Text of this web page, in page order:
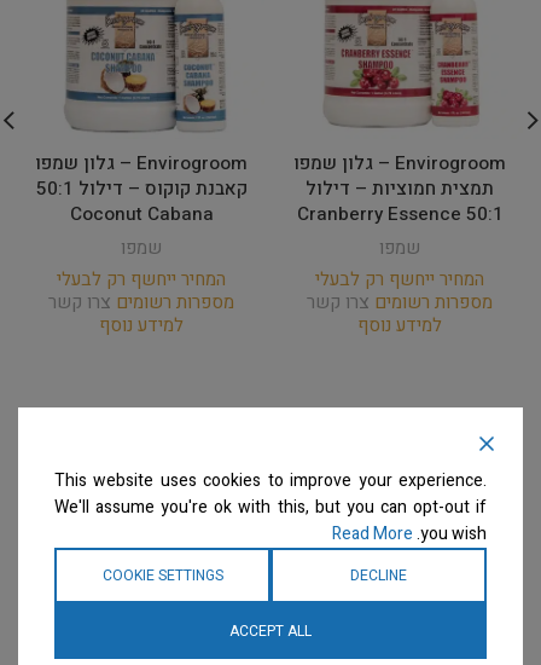
Envirogroom – גלון שמפו
תמצית חמוציות – דילול
50:1 Cranberry Essence
שמפו
המחיר ייחשף רק לבעלי
מספרות רשומים צרו קשר
למידע נוסף
Envirogroom – גלון שמפו
קאבנת קוקוס – דילול 50:1
Coconut Cabana
שמפו
המחיר ייחשף רק לבעלי
מספרות רשומים צרו קשר
למידע נוסף
This website uses cookies to improve your experience.
We'll assume you're ok with this, but you can opt-out if
you wish.
Read More
DECLINE
COOKIE SETTINGS
ACCEPT ALL